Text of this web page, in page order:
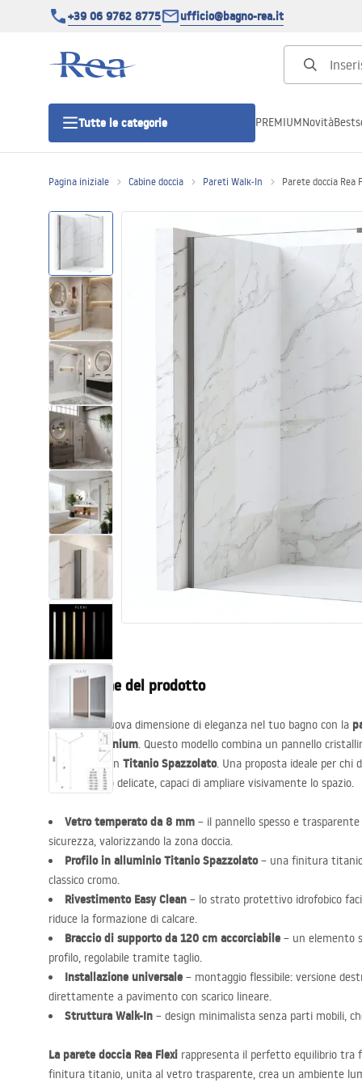
+39 06 9762 8775 ufficio@bagno-rea.it
Tutte le categorie
Porte doccia
Piatti doccia da bagno
Canaline di scarico
Set di vaso WC e bidet
Lavabi
Vasche da bagno e schermi vasca
Rubinetti da bagno
Cucina
Accessori e mobili da bagno
PREMIUMNovità
Pagina iniziale Cabine doccia Pareti Walk-In Parete doccia
Descrizione del prodotto
Scopri una nuova dimensione di eleganza nel tuo bagno con la
versione
Titanium. Questo modello combina un pannello
profilo unico in Titanio Spazzolato. Una proposta ideale per chi
tempo stesso delicate, capaci di ampliare visivamente lo spazio.
Vetro temperato da 8 mm – il pannello spesso e
sicurezza, valorizzando la zona doccia.
Profilo in alluminio Titanio Spazzolato– una finitura
classico cromo.
Rivestimento Easy Clean – lo strato protettivo idrofobico
riduce la formazione di calcare.
Braccio di supporto da 120 cm accorciabile – un elemento
profilo, regolabile tramite taglio.
Installazione universale – montaggio flessibile: versione
direttamente a pavimento con scarico lineare.
Struttura Walk-In – design minimalista senza parti mobili,
La parete doccia Rea Flexi rappresenta il perfetto equilibrio tra
finitura titanio, unita al vetro trasparente, crea un ambiente